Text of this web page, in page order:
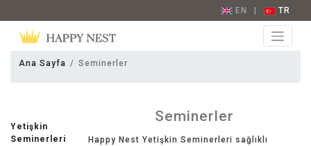
EN TR
Ana Sayfa Seminerler
Yetişkin
Seminerleri
Seminerler
Happy Nest Yetişkin Seminerleri sağlıklı